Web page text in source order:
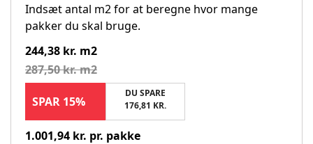
Indsæt antal m2 for at beregne hvor mange
pakker du skal bruge.
244,38 kr. m2
287,50 kr. m2
SPAR 15%
DU SPARE
176,81 KR.
1.001,94 kr. pr. pakke